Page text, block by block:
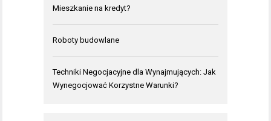
Mieszkanie na kredyt?
Roboty budowlane
Techniki Negocjacyjne dla Wynajmujących: Jak
Wynegocjować Korzystne Warunki?